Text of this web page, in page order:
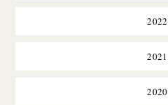
2022
2021
2020